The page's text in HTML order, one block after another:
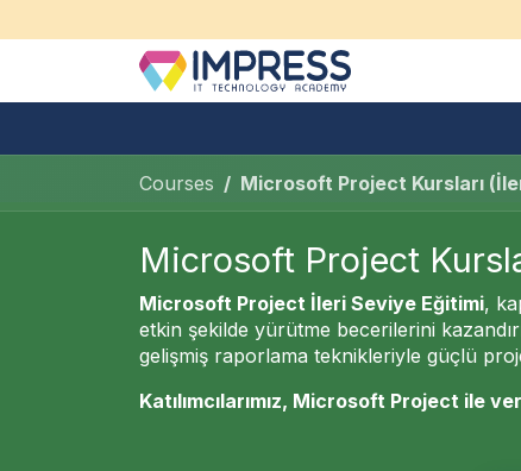
Courses Microsoft Project Kursları
Microsoft Project
Microsoft Project İleri Seviye Eğitimi,
etkin şekilde yürütme becerilerini
gelişmiş raporlama teknikleriyle güçlü
Katılımcılarımız, Microsoft Project ile